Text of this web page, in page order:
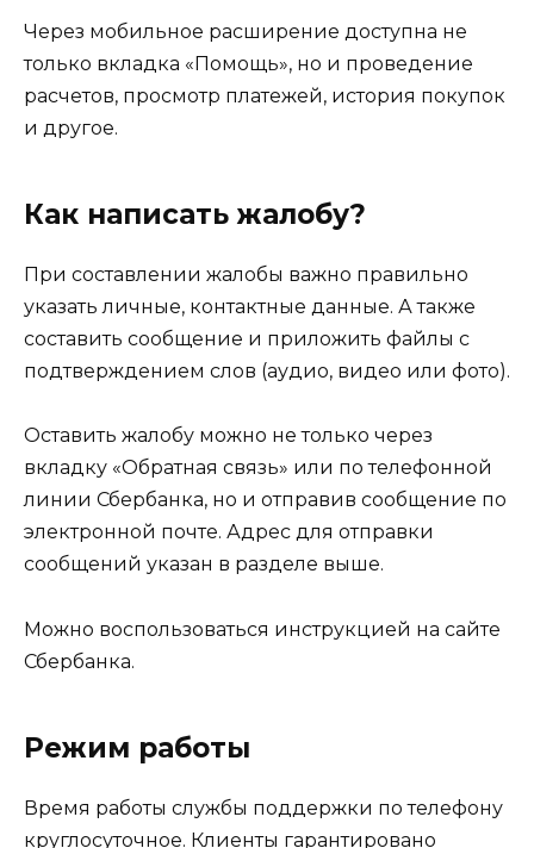
Через мобильное расширение доступна не
только вкладка «Помощь», но и проведение
расчетов, просмотр платежей, история покупок
и другое.
Как написать жалобу?
При составлении жалобы важно правильно
указать личные, контактные данные. А также
составить сообщение и приложить файлы с
подтверждением слов (аудио, видео или фото).
Оставить жалобу можно не только через
вкладку «Обратная связь» или по телефонной
линии Сбербанка, но и отправив сообщение по
электронной почте. Адрес для отправки
сообщений указан в разделе выше.
Можно воспользоваться инструкцией на сайте
Сбербанка.
Режим работы
Время работы службы поддержки по телефону
круглосуточное. Клиенты гарантировано